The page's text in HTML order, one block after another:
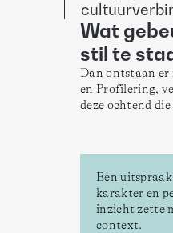
Wat
stil te
Dan ontstaan er
en Profilering,
deze ochtend
Een uitspraak
karakter en
inzicht zette
context.